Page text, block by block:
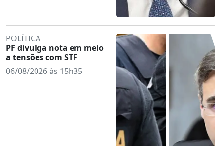
POLÍTICA
PF divulga nota em meio
a tensões com STF
06/08/2026 às 15h35